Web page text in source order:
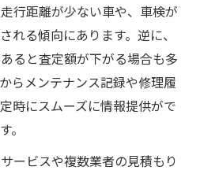
行距離が少ない車や、車検が
れる傾向にあります。逆に、
ると査定額が下がる場合も多
らメンテナンス記録や修理履
時にスムーズに情報提供がで
。
ービスや複数業者の見積もり